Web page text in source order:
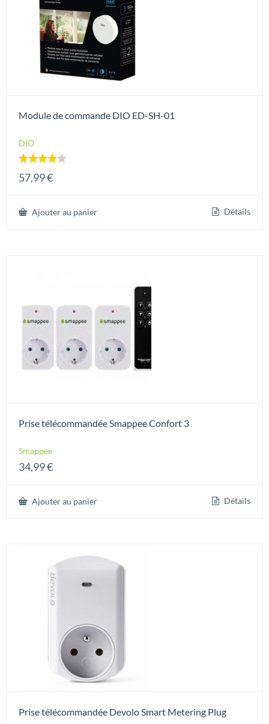
Module de commande DIO ED-SH-01
DIO
4.00
57,99€
Ajouter au panier Détails
Prise télécommandée Smappee Confort 3
Smappee
34,99€
Ajouter au panier Détails
Prise télécommandée Devolo Smart Metering Plug